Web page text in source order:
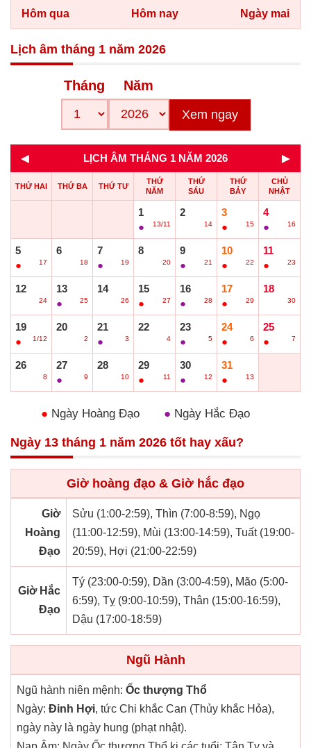
Hôm qua Hôm nay Ngày mai
Lịch âm tháng 1 năm 2026
Tháng Năm
Xem ngay
◄ LỊCH ÂM THÁNG 1 NĂM 2026 ►
THỨ HAI THỨ BA THỨ TƯ
THỨ
NĂM
THỨ
SÁU
THỨ
BẢY
CHỦ
NHẬT
1
●
13/11
2
14
3
●
15
4
●
16
5
●
17
6
18
7
●
19
8
20
9
●
21
10
●
22
11
●
23
12
24
13
●
25
14
26
15
●
27
16
●
28
17
●
29
18
30
19
●
1/12
20
2
21
●
3
22
4
23
●
5
24
●
6
25
●
7
26
8
27
●
9
28
10
29
●
11
30
●
12
31
●
13
● Ngày Hoàng Đạo ● Ngày Hắc Đạo
Ngày 13 tháng 1 năm 2026 tốt hay xấu?
Giờ hoàng đạo & Giờ hắc đạo
Giờ
Hoàng
Đạo
Sửu (1:00-2:59), Thìn (7:00-8:59), Ngọ
(11:00-12:59), Mùi (13:00-14:59), Tuất (19:00-
20:59), Hợi (21:00-22:59)
Giờ Hắc
Đạo
Tý (23:00-0:59), Dần (3:00-4:59), Mão (5:00-
6:59), Tỵ (9:00-10:59), Thân (15:00-16:59),
Dậu (17:00-18:59)
Ngũ Hành
Ngũ hành niên mệnh: Ốc thượng Thổ
Ngày: Đinh Hợi, tức Chi khắc Can (Thủy khắc Hỏa),
ngày này là ngày hung (phạt nhật).